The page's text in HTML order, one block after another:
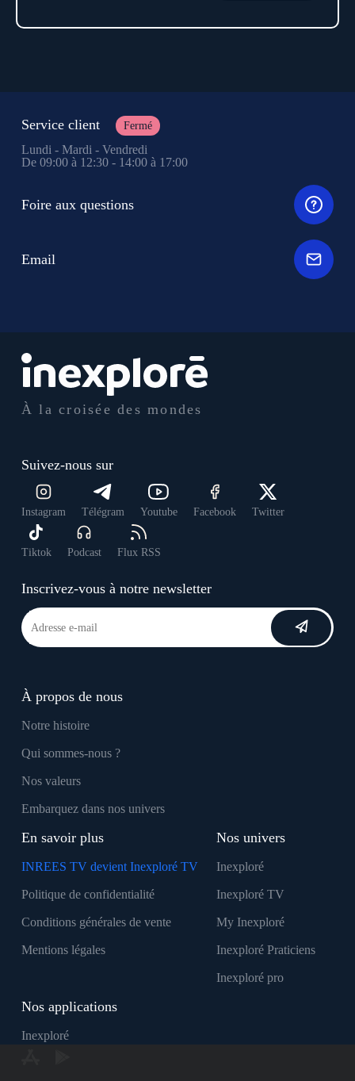
À la croisée des mondes
Suivez-nous sur
Instagram Télégram Youtube Facebook Twitter
Tiktok Podcast Flux RSS
Inscrivez-vous à notre newsletter
À propos de nous
Notre histoire
Qui sommes-nous ?
Nos valeurs
Embarquez dans nos univers
En savoir plus
INREES TV devient Inexploré TV
Politique de confidentialité
Conditions générales de vente
Mentions légales
Nos univers
Inexploré
Inexploré TV
My Inexploré
Inexploré Praticiens
Inexploré pro
Nos applications
Inexploré
Service client Fermé
Lundi - Mardi - Vendredi
De 09:00 à 12:30 - 14:00 à 17:00
Foire aux questions
Email